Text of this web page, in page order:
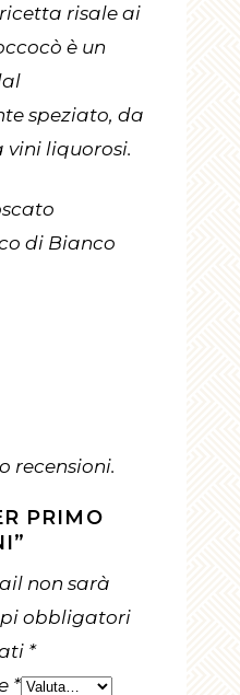
risale ai
è un
speziato, da
vini liquorosi.
di Bianco
recensioni.
PRIMO
non sarà
obbligatori
*
*